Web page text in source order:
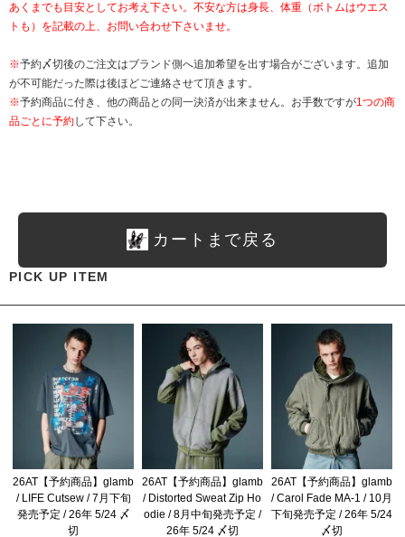
あくまでも目安としてお考え下さい。不安な方は身長、体重（ボトムはウエス
トも）を記載の上、お問い合わせ下さいませ。
※予約〆切後のご注文はブランド側へ追加希望を出す場合がございます。追加
が不可能だった際は後ほどご連絡させて頂きます。
※予約商品に付き、他の商品との同一決済が出来ません。お手数ですが1つの商
品ごとに予約して下さい。
カートまで戻る
PICK UP ITEM
26AT【予約商品】glamb
/ LIFE Cutsew / 7月下旬
発売予定 / 26年 5/24 〆
切
26AT【予約商品】glamb
/ Distorted Sweat Zip Ho
odie / 8月中旬発売予定 /
26年 5/24 〆切
26AT【予約商品】glamb
/ Carol Fade MA-1 / 10月
下旬発売予定 / 26年 5/24
〆切